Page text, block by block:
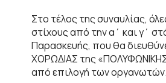
Στο τέλος της συναυλίας,
στίχους από την α΄ και γ΄
Παρασκευής, που θα
ΧΟΡΩΔΙΑΣ της
από επιλογή των οργανωτών.